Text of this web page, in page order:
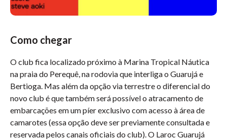
Como chegar
O club fica localizado próximo à Marina Tropical Náutica
na praia do Perequê, na rodovia que interliga o Guarujá e
Bertioga. Mas além da opção via terrestre o diferencial do
novo club é que também será possível o atracamento de
embarcações em um píer exclusivo com acesso à área de
camarotes (essa opção deve ser previamente consultada e
reservada pelos canais oficiais do club). O Laroc Guarujá